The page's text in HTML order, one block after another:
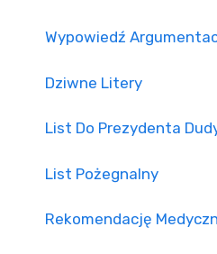
Wypowiedź
Dziwne Litery
List Do Prezydenta
List Pożegnalny
Rekomendację